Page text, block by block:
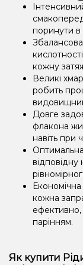
поринути в
кожну
Великі
робить
Довге
флакона
навіть при
відповідну
кожна
парінням.
Як купити